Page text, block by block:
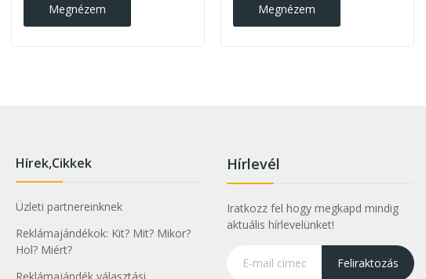
Megnézem Megnézem
Hírek,Cikkek
Üzleti partnereinknek
Reklámajándékok: Kit? Mit? Mikor?
Hol? Miért?
Reklámajándék választási
Hírlevél
Iratkozz fel hogy megkapd mindig
aktuális hírlevelünket!
Feliraktozás